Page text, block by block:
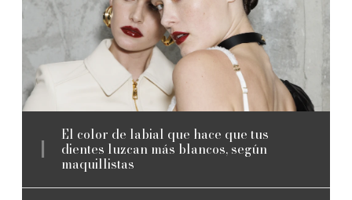
El color de labial que hace que tus
dientes luzcan más blancos, según
maquillistas